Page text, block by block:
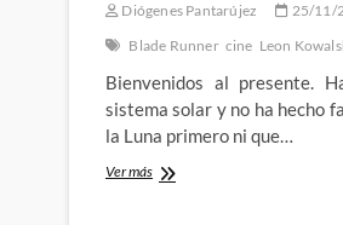
Diógenes Pantarújez 25/11/
Blade Runner cine Leon
Bienvenidos al presente.
sistema solar y no ha hecho
la Luna primero ni que…
Ver másBlade